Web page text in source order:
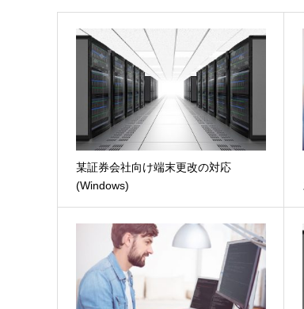
某証券会社向け端末更改の対応
(Windows)